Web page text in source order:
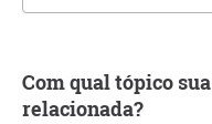
Com qual tópico sua petição está mais
relacionada?